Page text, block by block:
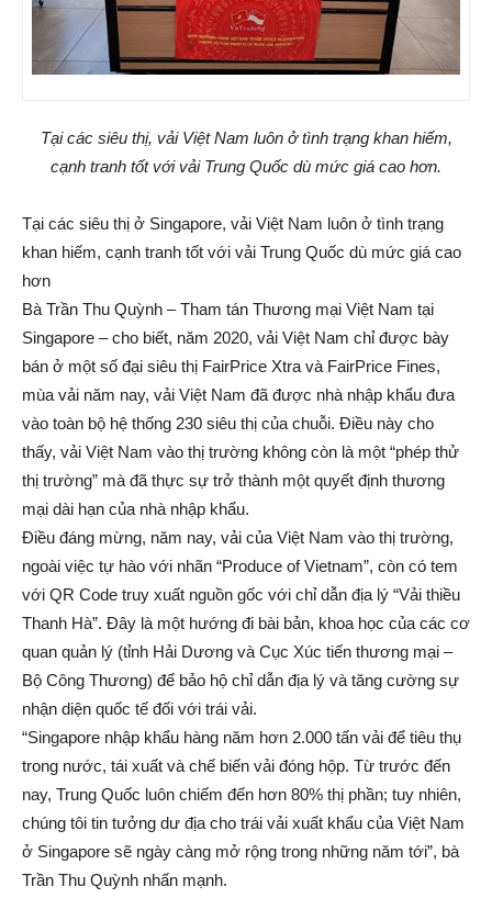
Tại các siêu thị, vải Việt Nam luôn ở tình trạng khan hiếm,
cạnh tranh tốt với vải Trung Quốc dù mức giá cao hơn.
Tại các siêu thị ở Singapore, vải Việt Nam luôn ở tình trạng
khan hiếm, cạnh tranh tốt với vải Trung Quốc dù mức giá cao
hơn
Bà Trần Thu Quỳnh – Tham tán Thương mại Việt Nam tại
Singapore – cho biết, năm 2020, vải Việt Nam chỉ được bày
bán ở một số đại siêu thị FairPrice Xtra và FairPrice Fines,
mùa vải năm nay, vải Việt Nam đã được nhà nhập khẩu đưa
vào toàn bộ hệ thống 230 siêu thị của chuỗi. Điều này cho
thấy, vải Việt Nam vào thị trường không còn là một “phép thử
thị trường” mà đã thực sự trở thành một quyết định thương
mại dài hạn của nhà nhập khẩu.
Điều đáng mừng, năm nay, vải của Việt Nam vào thị trường,
ngoài việc tự hào với nhãn “Produce of Vietnam”, còn có tem
với QR Code truy xuất nguồn gốc với chỉ dẫn địa lý “Vải thiều
Thanh Hà”. Đây là một hướng đi bài bản, khoa học của các cơ
quan quản lý (tỉnh Hải Dương và Cục Xúc tiến thương mại –
Bộ Công Thương) để bảo hộ chỉ dẫn địa lý và tăng cường sự
nhận diện quốc tế đối với trái vải.
“Singapore nhập khẩu hàng năm hơn 2.000 tấn vải để tiêu thụ
trong nước, tái xuất và chế biến vải đóng hộp. Từ trước đến
nay, Trung Quốc luôn chiếm đến hơn 80% thị phần; tuy nhiên,
chúng tôi tin tưởng dư địa cho trái vải xuất khẩu của Việt Nam
ở Singapore sẽ ngày càng mở rộng trong những năm tới”, bà
Trần Thu Quỳnh nhấn mạnh.